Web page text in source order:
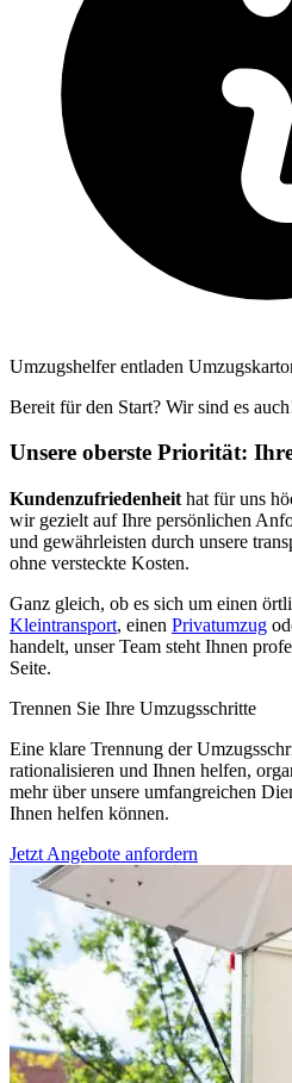
Umzugshelfer entladen
Bereit für den Start? Wir sind es
Unsere oberste Priorität:
Kundenzufriedenheit hat für uns
wir gezielt auf Ihre persönlichen
und gewährleisten durch unsere
ohne versteckte Kosten.
Ganz gleich, ob es sich um einen
Kleintransport, einen Privatumzug
handelt, unser Team steht Ihnen
Seite.
Trennen Sie Ihre Umzugsschritte
Eine klare Trennung der
rationalisieren und Ihnen helfen,
mehr über unsere umfangreichen
Ihnen helfen können.
Jetzt Angebote anfordern